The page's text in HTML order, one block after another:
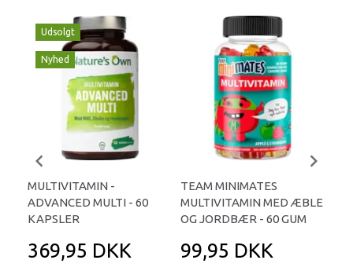
Udsolgt
Nyhed
MULTIVITAMIN -
ADVANCED MULTI - 60
KAPSLER
369,95 DKK
TEAM MINIMATES
MULTIVITAMIN MED ÆBLE
OG JORDBÆR - 60 GUM
99,95 DKK